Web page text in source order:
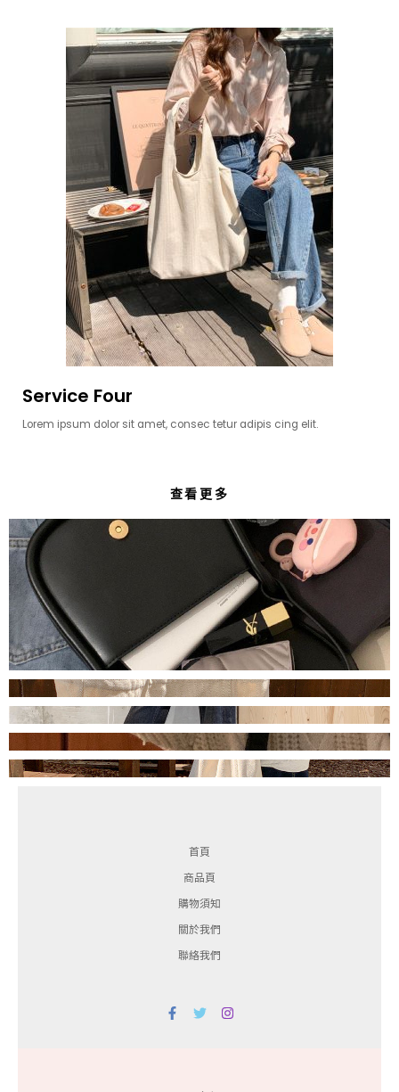
Service Four
Lorem ipsum dolor sit amet, consec tetur adipis cing elit.
查看更多
首頁
商品頁
購物須知
關於我們
聯絡我們